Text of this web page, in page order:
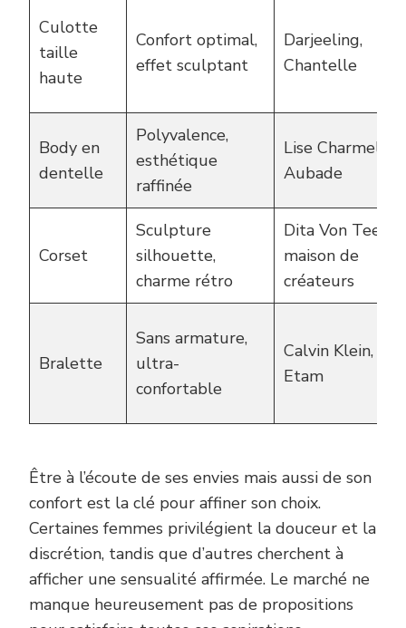
Culotte
taille
haute
Confort optimal,
effet sculptant
Darjeeling,
Chantelle
Body en
dentelle
Polyvalence,
esthétique
raffinée
Lise Charmel,
Aubade
Corset
Sculpture
silhouette,
charme rétro
Dita Von Teese,
maison de
créateurs
Bralette
Sans armature,
ultra-
confortable
Calvin Klein,
Etam
Être à l’écoute de ses envies mais aussi de son
confort est la clé pour affiner son choix.
Certaines femmes privilégient la douceur et la
discrétion, tandis que d’autres cherchent à
afficher une sensualité affirmée. Le marché ne
manque heureusement pas de propositions